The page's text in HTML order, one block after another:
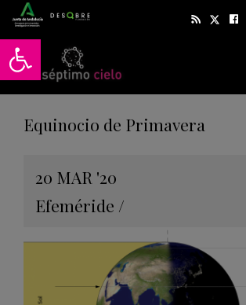
Abrir barra de herramientas
Equinocio de Primavera
20 MAR '20
Efeméride /